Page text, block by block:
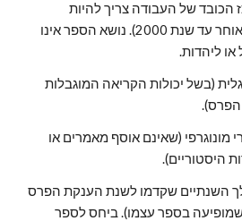
הכובד של העבודה צריך להיות
היסטורי (ולהגיע לכל המאוחר עד שנת 2000). נושא הספר אינו
או ליהדות.
(בשל יכולות הקריאה המוגבלות
הפרס).
מונוגרפי (שאינם אוסף מאמרים או
היסטוריים).
השנתיים שקדמו לשנת הענקת הפרס
בספר עצמו). ביחס לספר